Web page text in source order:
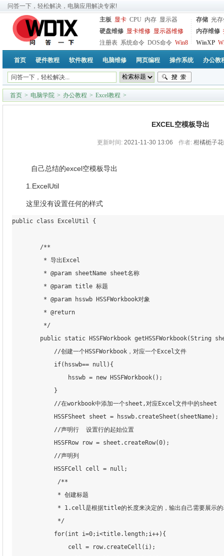
问答一下，轻松解决，电脑应用解决专家!
主板 显卡 CPU 内存 显示器
硬盘维修 显卡维修 显示器维修
注册表 系统命令 DOS命令 Win8
存储 光
内存维修
WinXP
首页 硬件教程 软件教程 电脑维修 网页编程 操作系统 办公教
首页 > 电脑学院 > 办公教程 > Excel教程 >
EXCEL空模板导出
更新时间: 2021-11-30 13:06 作者: 柑橘栀子
自己总结的excel空模板导出
1.ExcelUtil
这里没有设置任何的样式
public class ExcelUtil {
        /**
         * 导出Excel
         * @param sheetName sheet名称
         * @param title 标题
         * @param hsswb HSSFWorkbook对象
         * @return
         */
public static HSSFWorkbook getHSSFWorkbook(String
            //创建一个HSSFWorkbook，对应一个Excel文件
            if(hsswb== null){
                hsswb = new HSSFWorkbook();
            }
            //在workbook中添加一个sheet,对应Excel文件中的sheet
            HSSFSheet sheet = hsswb.createSheet(sheetName);
            //声明行  设置行的起始位置
            HSSFRow row = sheet.createRow(0);
            //声明列
            HSSFCell cell = null;
             /**
             * 创建标题
* 1.cell是根据title的长度来决定的，输出自己需要展示的
             */
            for(int i=0;i<title.length;i++){
                cell = row.createCell(i);